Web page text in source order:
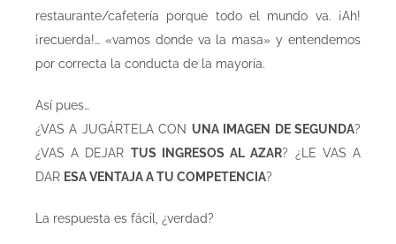
restaurante/cafetería porque todo el mundo va. ¡Ah!
¡recuerda!… «vamos donde va la masa» y entendemos
por correcta la conducta de la mayoría.
Así pues…
¿VAS A JUGÁRTELA CON UNA IMAGEN DE SEGUNDA?
¿VAS A DEJAR TUS INGRESOS AL AZAR? ¿LE VAS A
DAR ESA VENTAJA A TU COMPETENCIA?
La respuesta es fácil, ¿verdad?